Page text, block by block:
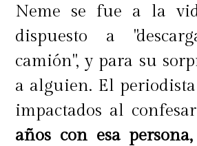
Neme se fue a la
dispuesto a
camión", y para su
a alguien. El
impactados al
años con esa